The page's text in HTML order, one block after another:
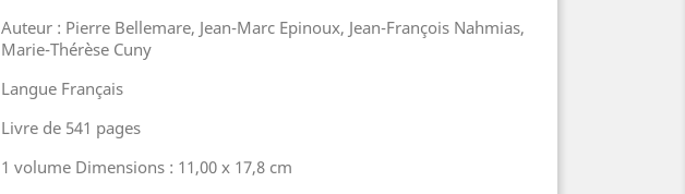
Auteur : Pierre Bellemare, Jean-Marc Epinoux, Jean-François Nahmias,
Marie-Thérèse Cuny
Langue Français
Livre de 541 pages
1 volume Dimensions : 11,00 x 17,8 cm